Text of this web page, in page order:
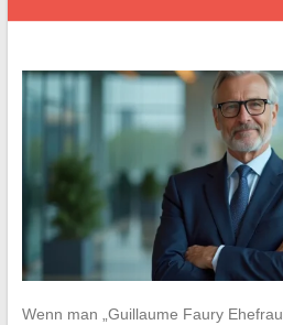
Wenn man „Guillaume Faury